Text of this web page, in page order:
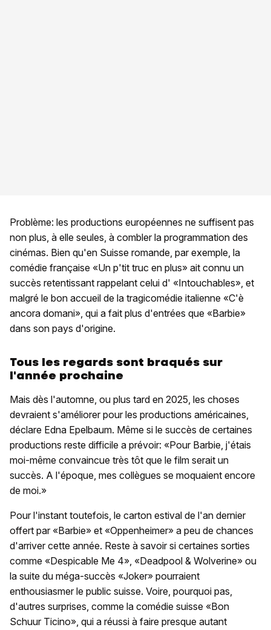
Problème: les productions européennes ne suffisent pas
non plus, à elle seules, à combler la programmation des
cinémas. Bien qu'en Suisse romande, par exemple, la
comédie française «Un p'tit truc en plus» ait connu un
succès retentissant rappelant celui d' «Intouchables», et
malgré le bon accueil de la tragicomédie italienne «C'è
ancora domani», qui a fait plus d'entrées que «Barbie»
dans son pays d'origine.
Tous les regards sont braqués sur
l'année prochaine
Mais dès l'automne, ou plus tard en 2025, les choses
devraient s'améliorer pour les productions américaines,
déclare Edna Epelbaum. Même si le succès de certaines
productions reste difficile a prévoir: «Pour Barbie, j'étais
moi-même convaincue très tôt que le film serait un
succès. A l'époque, mes collègues se moquaient encore
de moi.»
Pour l'instant toutefois, le carton estival de l'an dernier
offert par «Barbie» et «Oppenheimer» a peu de chances
d'arriver cette année. Reste à savoir si certaines sorties
comme «Despicable Me 4», «Deadpool & Wolverine» ou
la suite du méga-succès «Joker» pourraient
enthousiasmer le public suisse. Voire, pourquoi pas,
d'autres surprises, comme la comédie suisse «Bon
Schuur Ticino», qui a réussi à faire presque autant